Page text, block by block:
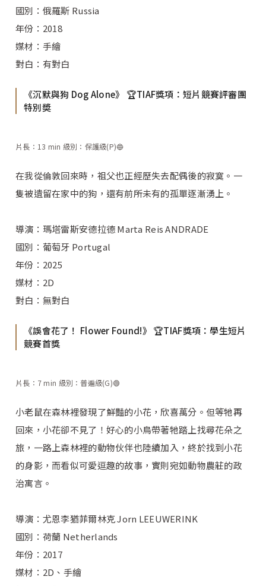
國別：俄羅斯 Russia
年份：2018
媒材：手繪
對白：有對白
《沉默與狗 Dog Alone》 🏆TIAF獎項：短片競賽評審團
特別奬
片長：13 min 級別：保護級(P)🔵
在我從倫敦回來時，祖父也正經歷失去配偶後的寂寞。一
隻被遺留在家中的狗，還有前所未有的孤單逐漸湧上。
導演：瑪塔雷斯安德拉德 Marta Reis ANDRADE
國別：葡萄牙 Portugal
年份：2025
媒材：2D
對白：無對白
《誤會花了！ Flower Found!》 🏆TIAF獎項：學生短片
競賽首獎
片長：7 min 級別：普遍級(G)🟢
小老鼠在森林裡發現了鮮豔的小花，欣喜萬分。但等牠再
回來，小花卻不見了！好心的小鳥帶著牠踏上找尋花朵之
旅，一路上森林裡的動物伙伴也陸續加入，終於找到小花
的身影，而看似可愛逗趣的故事，實則宛如動物農莊的政
治寓言。
導演：尤恩李猶菲爾林克 Jorn LEEUWERINK
國別：荷蘭 Netherlands
年份：2017
媒材：2D、手繪